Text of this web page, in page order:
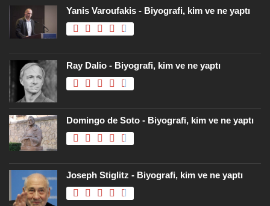
Yanis Varoufakis - Biyografi, kim ve ne yaptı
Ray Dalio - Biyografi, kim ve ne yaptı
Domingo de Soto - Biyografi, kim ve ne yaptı
Joseph Stiglitz - Biyografi, kim ve ne yaptı